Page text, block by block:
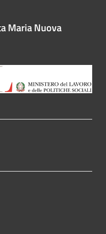
Maria Nuova